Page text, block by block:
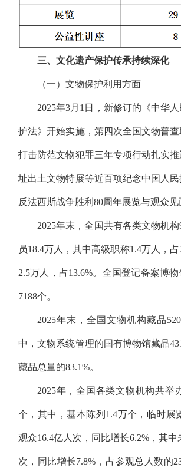
三、文化遗产保护传承持续深化
（一）文物保护利用方面
2025年3月1日，新修订的《中华
护法》开始实施，第四次全国文物普查
打击防范文物犯罪三年专项行动扎实
址出土文物特展等近百项纪念中国人
反法西斯战争胜利80周年展览与观众见
2025年末，全国共有各类文物机构
员18.4万人，其中高级职称1.4万人，
2.5万人，占13.6%。全国登记备案博
7188个。
2025年末，全国文物机构藏品
中，文物系统管理的国有博物馆藏品
藏品总量的83.1%。
2025年，全国各类文物机构共举
个，其中，基本陈列1.4万个，临时展
观众16.4亿人次，同比增长6.2%，其中
次，同比增长7.8%，占参观总人数的